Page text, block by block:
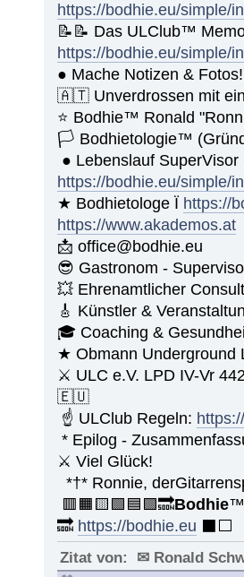
https://bodhie.eu/simple/
📝📝 Das ULClub™
https://bodhie.eu/simple/
● Mache Notizen & Fotos!
🇦🇹 Unverdrossen mit
⭐️ Bodhie™ Ronald
🏳 Bodhietologie™
● Lebenslauf
https://bodhie.eu/simple/
★ Bodhietologe Ï https://
https://www.akademos.at
📩 office@bodhie.eu
😎 Gastronom -
💥 Ehrenamtlicher
🎸 Künstler &
🎓 Coaching &
★ Obmann Underground
⚔ ULC e.V. LPD IV-Vr
🇪🇺
☝ ULClub Regeln:
* Epilog -
⚔ Viel Glück!
*†* Ronnie,
🟥🟧🟨🟩🟦🟪🔜Bodhie
🔜 https://bodhie.eu ⬛️⬜️
Zitat von: ✉ Ronald